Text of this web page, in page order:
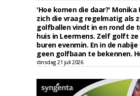
'Hoe komen die daar?'
zich die vraag regelmatig als
golfballen vindt in en rond de
huis in Leermens. Zelf golft
buren evenmin. En in de
geen golfbaan te bekennen.
dinsdag 21 juli 2026